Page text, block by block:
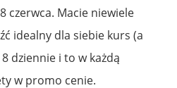
czerwca. Macie niewiele
idealny dla siebie kurs (a
dziennie i to w każdą
w promo cenie.